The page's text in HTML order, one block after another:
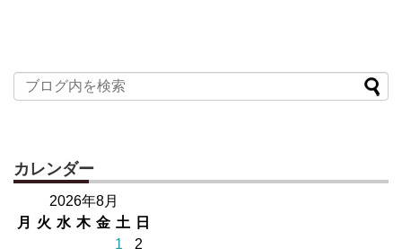
カレンダー
2026年8月
月
火 水 木 金 土 日
1
2